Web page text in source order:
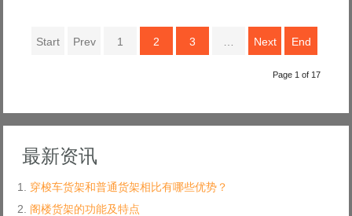
Start Prev 1 2 3 Next End
Page 1 of 17
最新资讯
穿梭车货架和普通货架相比有哪些优势？
阁楼货架的功能及特点